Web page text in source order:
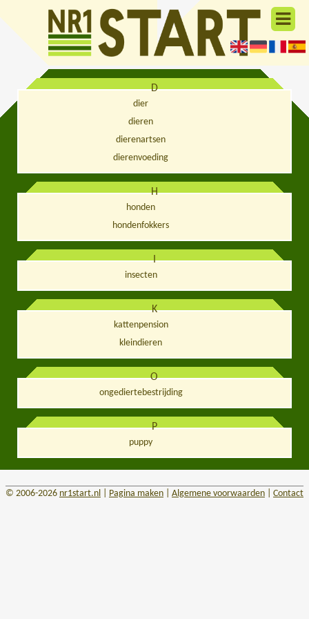
D
dier
dieren
dierenartsen
dierenvoeding
H
honden
hondenfokkers
I
insecten
K
kattenpension
kleindieren
O
ongediertebestrijding
P
puppy
© 2006-2026 nr1start.nl Pagina maken Algemene voorwaarden Contact